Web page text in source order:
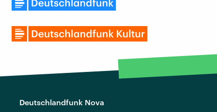
Deutschlandfunk Nova